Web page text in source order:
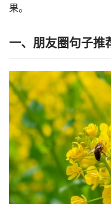
果。
一、朋友圈句子推